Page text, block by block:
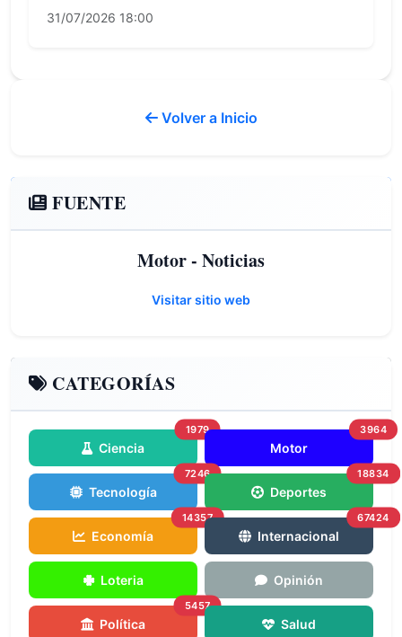
31/07/2026 18:00
Volver a Inicio
FUENTE
Motor - Noticias
Visitar sitio web
CATEGORÍAS
Ciencia
1979
Motor
3964
Tecnología
7246
Deportes
18834
Economía
14357
Internacional
67424
Loteria Opinión
Política
5457
Salud